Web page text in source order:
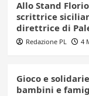
Allo Stand
scrittrice
direttrice di
Redazione PL 4
Gioco e
bambini e